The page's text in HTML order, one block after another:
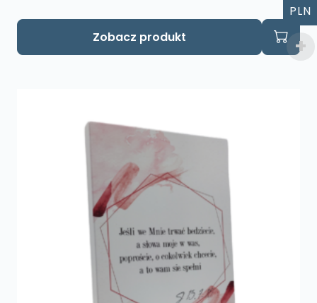
Zobacz produkt
PLN